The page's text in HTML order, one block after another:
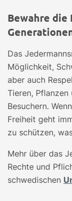
Bewahre die
Das
Möglichkeit,
aber auch
Tieren, Pflanzen
Besuchern.
Freiheit geht
zu schützen,
Mehr über das
Rechte und
schwedischen